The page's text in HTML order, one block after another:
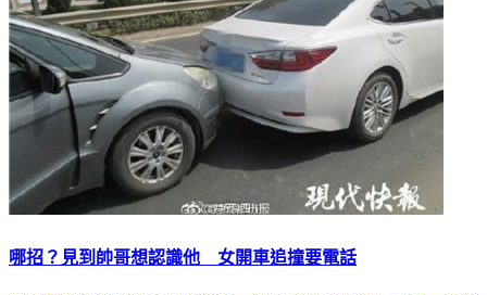
哪招？見到帥哥想認識他 女開車追撞要電話